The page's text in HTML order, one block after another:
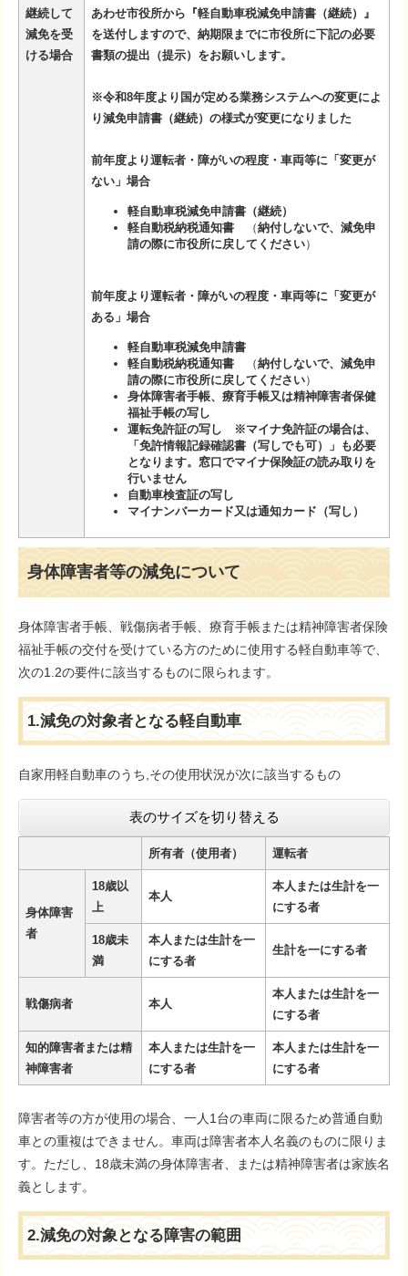
継続して
減免を受
ける場合
あわせ市役所から『軽自動車税減免申請書（継続）』
を送付しますので、納期限までに市役所に下記の必要
書類の提出（提示）をお願いします。
※令和8年度より国が定める業務システムへの変更によ
り減免申請書（継続）の様式が変更になりました
前年度より運転者・障がいの程度・車両等に「変更が
ない」場合
軽自動車税減免申請書（継続）
軽自動税納税通知書（納付しないで、減免申
請の際に市役所に戻してください）​
前年度より運転者・障がいの程度・車両等に「変更が
ある」場合
軽自動車税減免申請書
軽自動税納税通知書（納付しないで、減免申
請の際に市役所に戻してください）​
身体障害者手帳、療育手帳又は精神障害者保健
福祉手帳の写し
運転免許証の写し ※マイナ免許証の場合は、
「免許情報記録確認書（写しでも可）」も必要
となります。​窓口でマイナ保険証の読み取りを
行いません
自動車検査証の写し
マイナンバーカード又は通知カード（写し）
身体障害者等の減免について
身体障害者手帳、戦傷病者手帳、療育手帳または精神障害者保険
福祉手帳の交付を受けている方のために使用する軽自動車等で、
次の1.2の要件に該当するものに限られます。
1.減免の対象者となる軽自動車
自家用軽自動車のうち,その使用状況が次に該当するもの
表のサイズを切り替える
所有者（使用者） 運転者
身体障害
者
18歳以
上
本人
本人 または生計を一
にする者
18歳未
満
本人 または生計を一
にする者
生計を一にする者
戦傷病者 本人
本人 または生計を一
にする者
知的障害者または精
神障害者
本人 または生計を一
にする者
本人 または生計を一
にする者
障害者等の方が使用の場合、一人1台の車両に限るため普通自動
車との重複はできません。車両は障害者本人名義のものに限りま
す。ただし、18歳未満の身体障害者、または精神障害者は家族名
義とします。
2.減免の対象となる障害の範囲